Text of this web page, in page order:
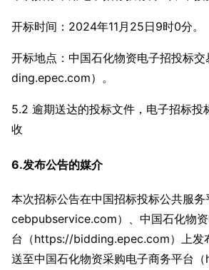
开标时间：2024年11月25日9时0分。
开标地点：中国石化物资电子招投标
ding.epec.com）。
5.2 逾期送达的投标文件，电子招标投
收
6.发布公告的媒介
本次招标公告在中国招标投标公共服
cebpubservice.com）、中国石化物
台（https://bidding.epec.com）上发
送至中国石化物资采购电子商务平台